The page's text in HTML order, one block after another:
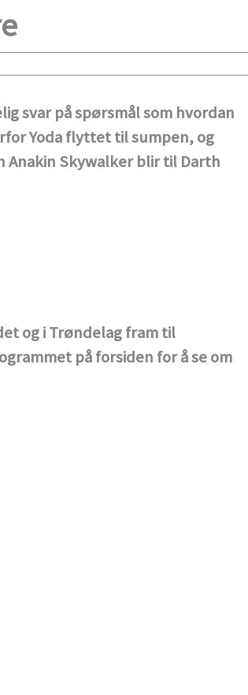
svar på spørsmål som hvordan
Yoda flyttet til sumpen, og
Anakin Skywalker blir til Darth
og i Trøndelag fram til
på forsiden for å se om